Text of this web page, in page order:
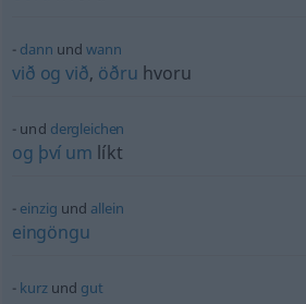
dann undwann
við og við, öðru hvoru
und dergleichen
og því um líkt
einzig und allein
eingöngu
kurzund gut